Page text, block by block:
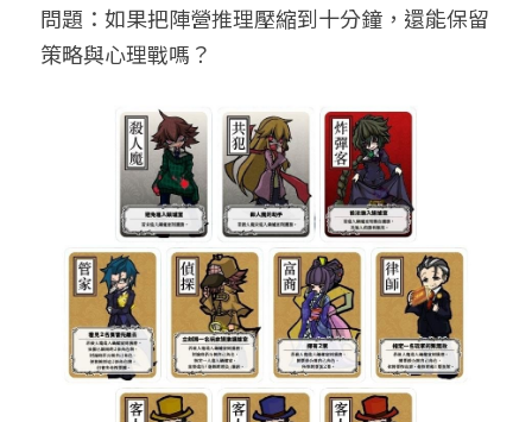
問題：如果把陣營推理壓縮到十分鐘，還能保留
策略與心理戰嗎？